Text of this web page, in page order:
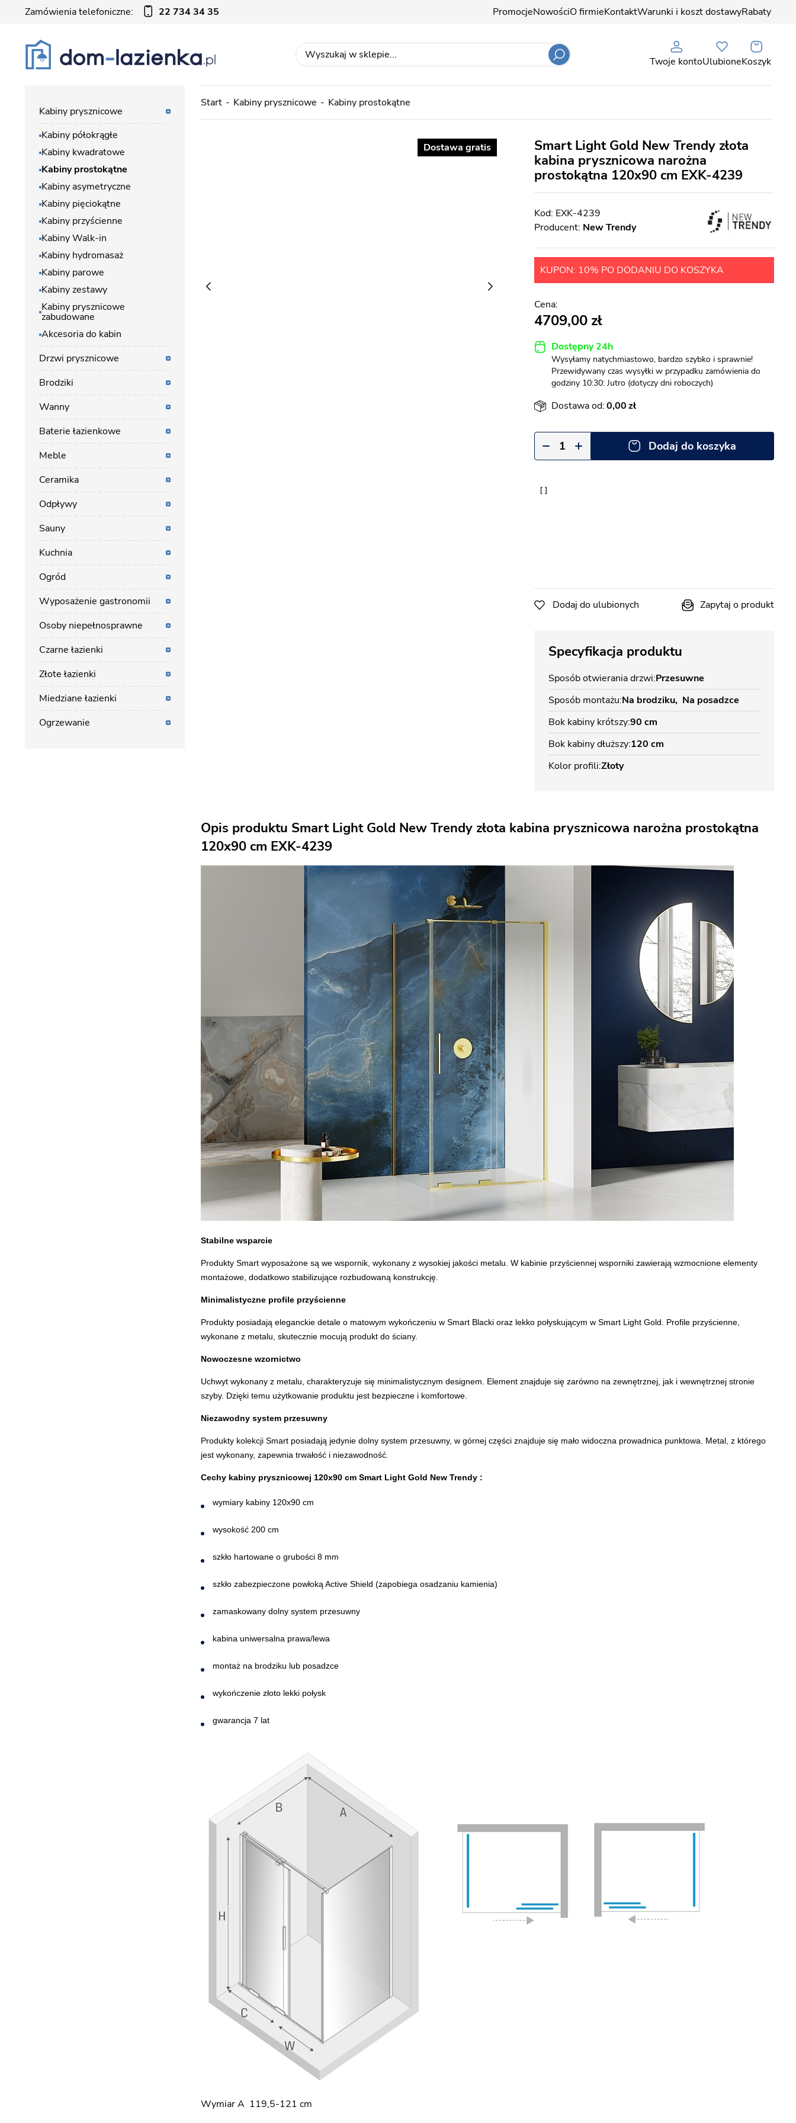
Zamówienia telefoniczne: 22 734 34 35 PromocjeNowościO firmieKontaktWarunki i koszt dostawyRabaty
Twoje kontoUlubioneKoszyk
Start Kabiny prysznicowe Kabiny prostokątne
Dostawa gratis
Smart Light Gold New Trendy złota
kabina prysznicowa narożna
prostokątna 120x90 cm EXK-4239
EXK-4239
Producent: New Trendy
KUPON: 10% PO DODANIU DO KOSZYKA
4709,00
Dostępny 24h
Wysyłamy natychmiastowo, bardzo szybko i sprawnie!
Przewidywany czas wysyłki w przypadku zamówienia do
godziny 10:30: Jutro (dotyczy dni roboczych)
Dostawa od:0,00
Dodaj do koszyka
Dodaj do ulubionych Zapytaj o produkt
Specyfikacja produktu
Sposób otwierania drzwi Przesuwne
Sposób montażu Na brodziku Na posadzce
Bok kabiny krótszy90 cm
Bok kabiny dłuższy 120 cm
Kolor profili Złoty
Opis produktu Smart Light Gold New Trendy złota kabina prysznicowa narożna prostokątna
120x90 cm EXK-4239
Stabilne wsparcie
Produkty Smart wyposażone są we wspornik, wykonany z wysokiej jakości metalu. W kabinie przyściennej wsporniki zawierają wzmocnione elementy
montażowe, dodatkowo stabilizujące rozbudowaną konstrukcję.
Minimalistyczne profile przyścienne
Produkty posiadają eleganckie detale o matowym wykończeniu w Smart Blacki oraz lekko połyskującym w Smart Light Gold. Profile przyścienne,
wykonane z metalu, skutecznie mocują produkt do ściany.
Nowoczesne wzornictwo
Uchwyt wykonany z metalu, charakteryzuje się minimalistycznym designem. Element znajduje się zarówno na zewnętrznej, jak i wewnętrznej stronie
szyby. Dzięki temu użytkowanie produktu jest bezpieczne i komfortowe.
Niezawodny system przesuwny
Produkty kolekcji Smart posiadają jedynie dolny system przesuwny, w górnej części znajduje się mało widoczna prowadnica punktowa. Metal, z którego
jest wykonany, zapewnia trwałość i niezawodność.
Cechy kabiny prysznicowej 120x90 cm Smart Light Gold New Trendy :
wymiary kabiny 120x90 cm
wysokość 200 cm
szkło hartowane o grubości 8 mm
szkło zabezpieczone powłoką Active Shield (zapobiega osadzaniu kamienia)
zamaskowany dolny system przesuwny
kabina uniwersalna prawa/lewa
montaż na brodziku lub posadzce
wykończenie złoto lekki połysk
gwarancja 7 lat
Wymiar A 119,5-121 cm
Kabiny prysznicowe
Kabiny półokrągłe
Kabiny kwadratowe
Kabiny prostokątne
Kabiny asymetryczne
Kabiny pięciokątne
Kabiny przyścienne
Kabiny Walk-in
Kabiny hydromasaż
Kabiny parowe
Kabiny zestawy
Kabiny prysznicowe
zabudowane
Akcesoria do kabin
Drzwi prysznicowe
Brodziki
Wanny
Baterie łazienkowe
Meble
Ceramika
Odpływy
Sauny
Kuchnia
Ogród
Wyposażenie gastronomii
Osoby niepełnosprawne
Czarne łazienki
Złote łazienki
Miedziane łazienki
Ogrzewanie